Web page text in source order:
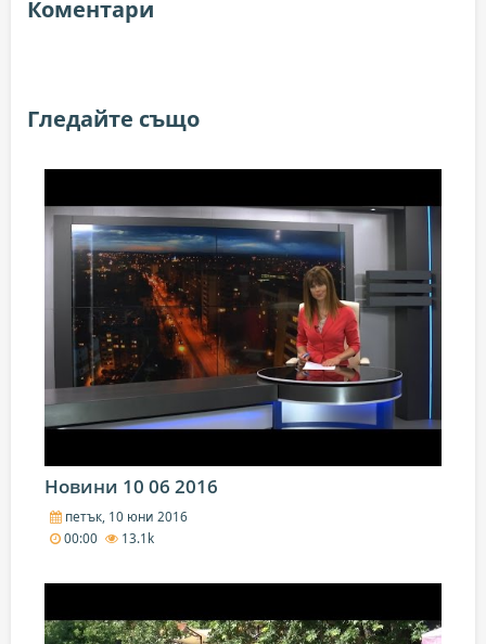
Коментари
Гледайте също
Новини 10 06 2016
петък, 10 юни 2016
00:00
13.1k